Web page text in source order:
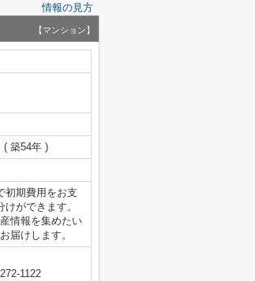
情報の見方
【マンション】
( 築54年 )
初期費用をお支
ができます。
情報を集めたい
届けします。
1122